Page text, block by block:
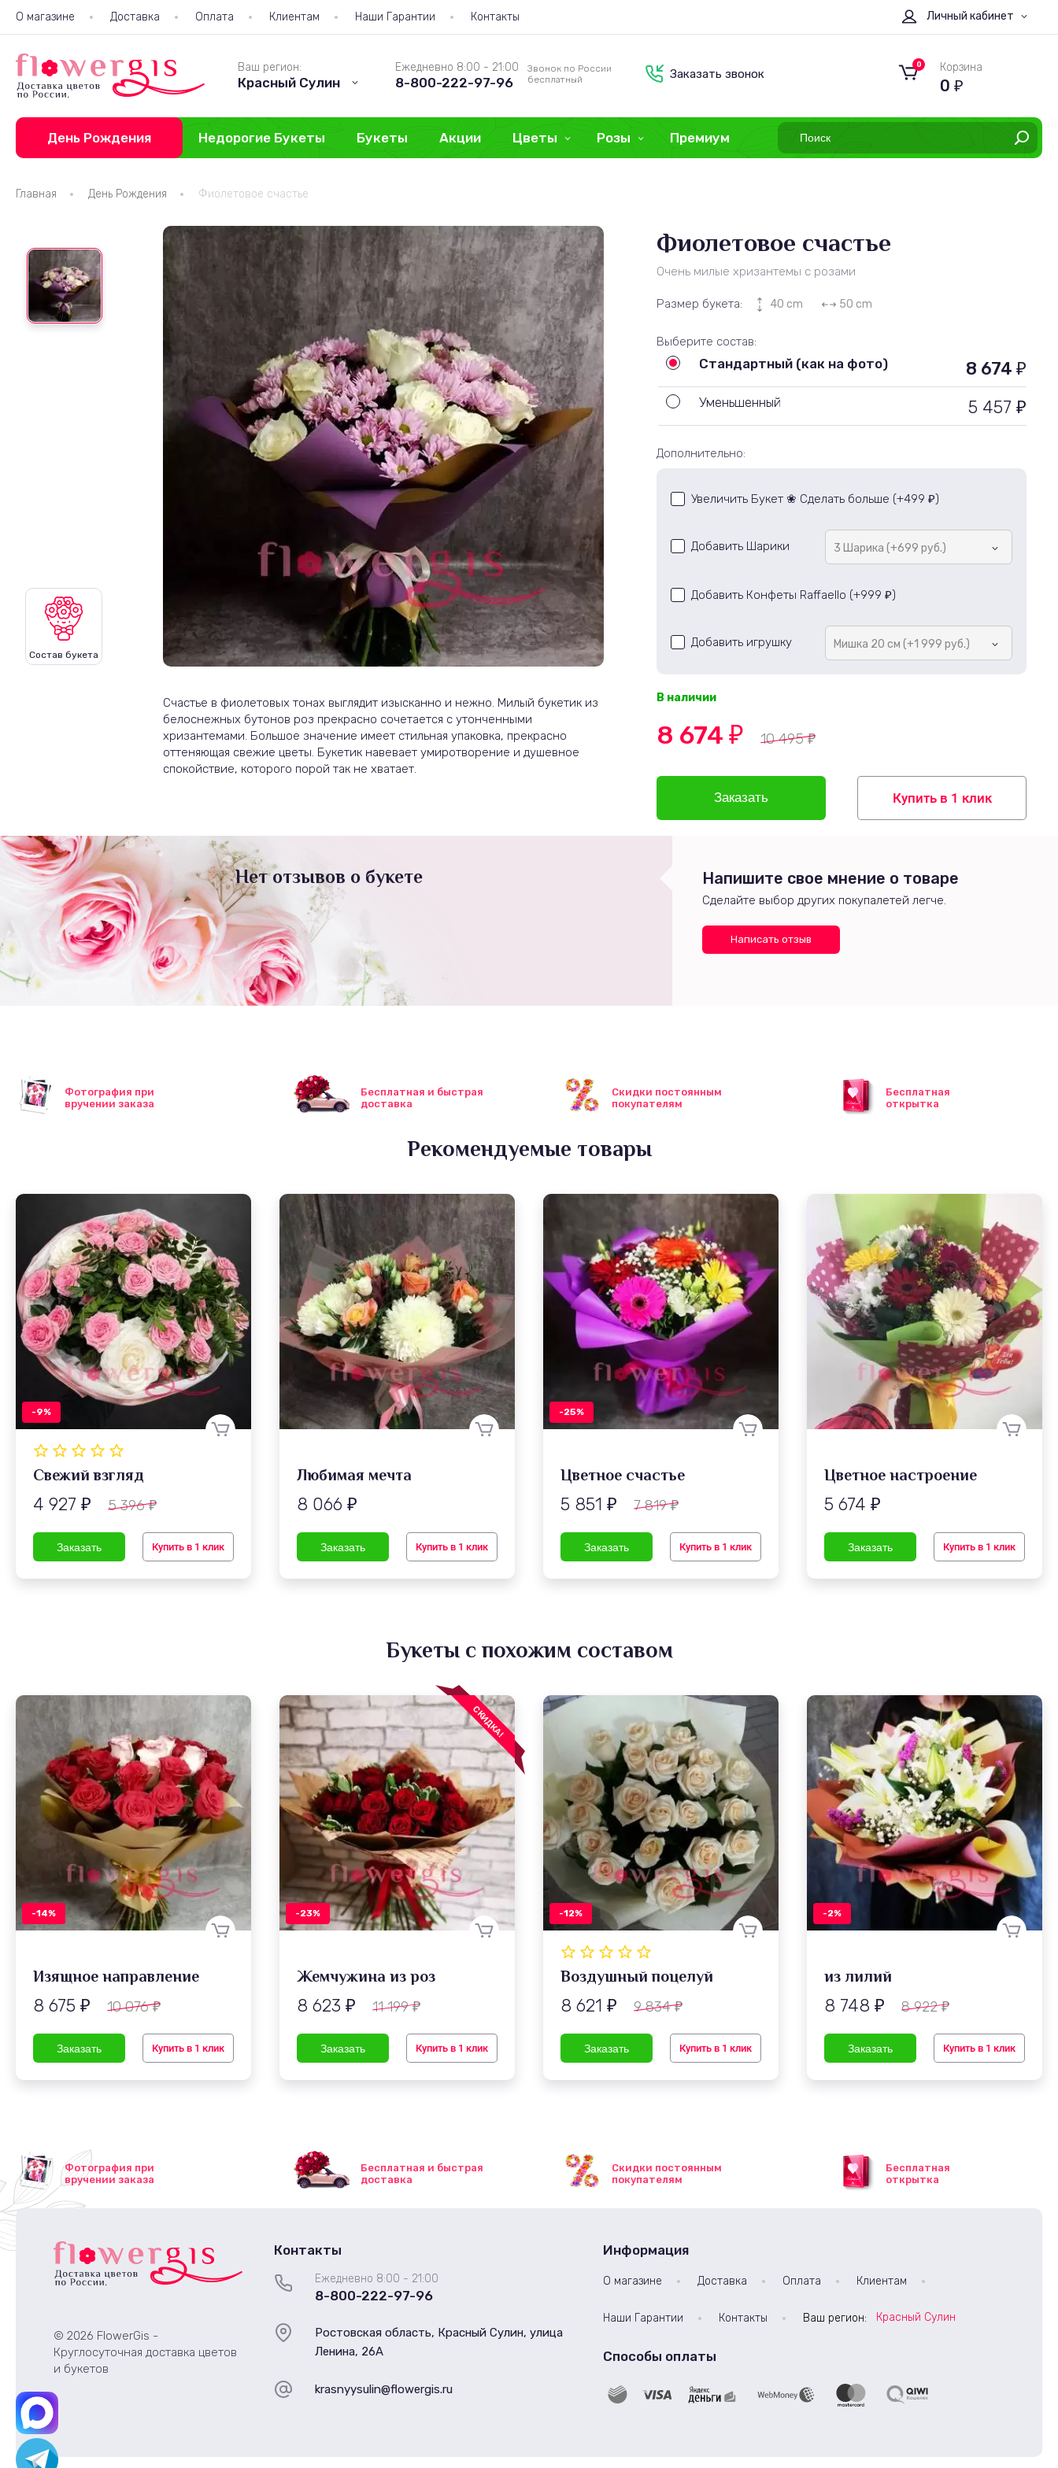
О магазине Доставка Оплата Клиентам Наши Гарантии Контакты Личный кабинет
Ваш регион:
Красный Сулин
Ежедневно 8:00 - 21:00
8-800-222-97-96
Звонок по России
бесплатный
Заказать звонок
0 Корзина
0 ₽
День Рождения Недорогие Букеты Букеты Акции Цветы Розы Премиум
Главная День Рождения Фиолетовое счастье
Состав букета
Счастье в фиолетовых тонах выглядит изысканно и нежно. Милый букетик из
белоснежных бутонов роз прекрасно сочетается с утонченными
хризантемами. Большое значение имеет стильная упаковка, прекрасно
оттеняющая свежие цветы. Букетик навевает умиротворение и душевное
спокойствие, которого порой так не хватает.
Фиолетовое счастье
Очень милые хризантемы с розами
Размер букета: 40 cm 50 cm
Выберите состав:
Стандартный (как на фото) 8 674 ₽
Уменьшенный 5 457 ₽
Дополнительно:
Увеличить Букет ❀ Сделать больше (+499 ₽)
Добавить Шарики 3 Шарика (+699 руб.)
Добавить Конфеты Raffaello (+999 ₽)
Добавить игрушку Мишка 20 см (+1 999 руб.)
В наличии
8 674 ₽ 10 495₽
Купить в 1 клик
Нет отзывов о букете Напишите свое мнение о товаре
Сделайте выбор других покупалетей легче.
Написать отзыв
Фотография при
вручении заказа
Бесплатная и быстрая
доставка
Скидки постоянным
покупателям
Бесплатная
открытка
Рекомендуемые товары
-9%
Свежий взгляд
4 927 ₽ 5 396₽
Купить в 1 клик
Любимая мечта
8 066 ₽
Купить в 1 клик
-25%
Цветное счастье
5 851 ₽ 7 819₽
Купить в 1 клик
Цветное настроение
5 674 ₽
Купить в 1 клик
Букеты с похожим составом
-14%
Изящное направление
8 675 ₽ 10 076₽
Купить в 1 клик
СКИДКА!
-23%
Жемчужина из роз
8 623 ₽ 11 199₽
Купить в 1 клик
-12%
Воздушный поцелуй
8 621 ₽ 9 834₽
Купить в 1 клик
-2%
из лилий
8 748 ₽ 8 922₽
Купить в 1 клик
Фотография при
вручении заказа
Бесплатная и быстрая
доставка
Скидки постоянным
покупателям
Бесплатная
открытка
© 2026 FlowerGis -
Круглосуточная доставка цветов
и букетов
Контакты
Ежедневно 8:00 - 21:00
8-800-222-97-96
Ростовская область, Красный Сулин, улица
Ленина, 26А
krasnyysulin@flowergis.ru
Информация
О магазине Доставка Оплата Клиентам
Наши Гарантии Контакты Ваш регион: Красный Сулин
Способы оплаты